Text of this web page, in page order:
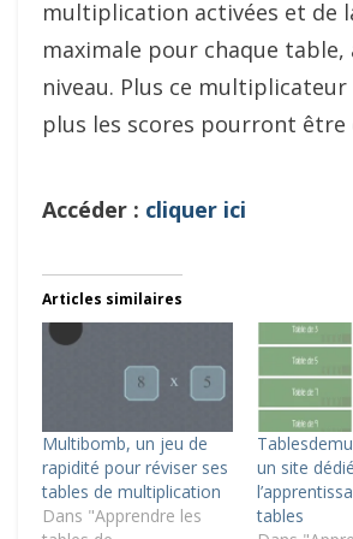
multiplication activées et de
maximale pour chaque table,
niveau. Plus ce
plus les scores pourront être
Accéder : cliquer ici
Articles similaires
Multibomb, un jeu de
rapidité pour réviser ses
tables de multiplication
Dans "Apprendre les
un site
tables